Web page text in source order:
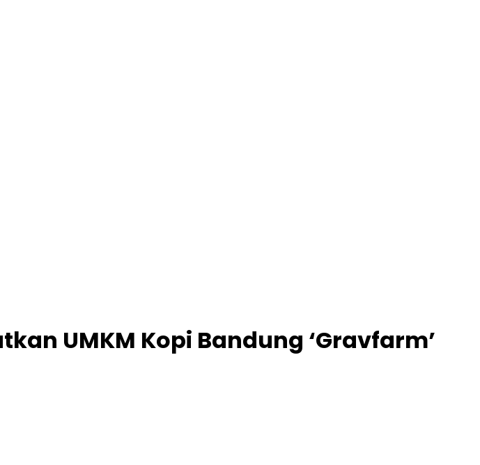
UMKM Kopi Bandung ‘Gravfarm’